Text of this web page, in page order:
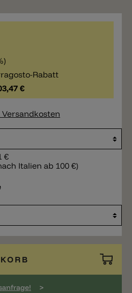
Rabatt
€
Versandkosten
€
Italien ab 100 €)
>